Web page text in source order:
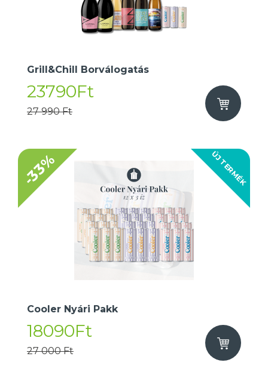
Grill&Chill Borválogatás
23790Ft
27 990 Ft
ÚJ TERMÉK
-33%
Cooler Nyári Pakk
18090Ft
27 000 Ft